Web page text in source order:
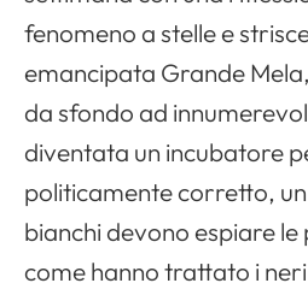
fenomeno a stelle e
emancipata Grande
da sfondo ad
diventata un incubatore
politicamente corretto,
bianchi devono espiare
come hanno trattato i neri